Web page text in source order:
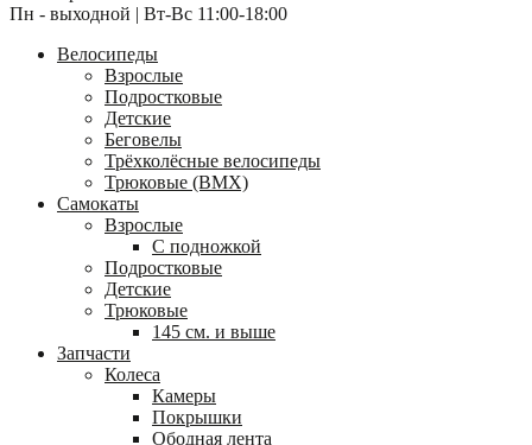
Пн - выходной | Вт-Вс 11:00-18:00
Велосипеды
Взрослые
Подростковые
Детские
Беговелы
Трёхколёсные велосипеды
Трюковые (BMX)
Самокаты
Взрослые
С подножкой
Подростковые
Детские
Трюковые
145 см. и выше
Запчасти
Колеса
Камеры
Покрышки
Ободная лента